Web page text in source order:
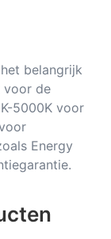
belangrijk
voor de
5000K voor
Energy